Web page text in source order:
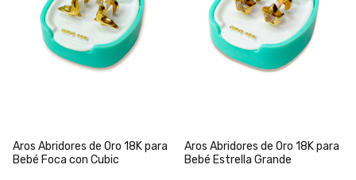
Aros Abridores de Oro 18K para
Bebé Foca con Cubic
Aros Abridores de Oro 18K para
Bebé Estrella Grande